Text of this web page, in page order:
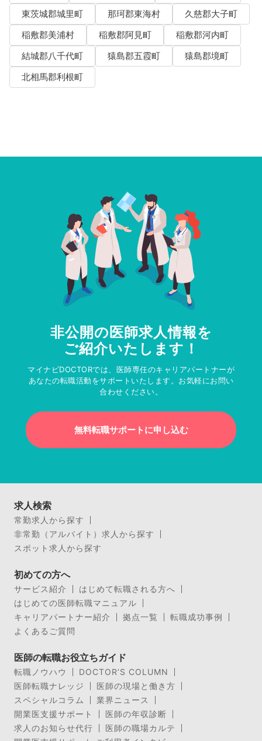
東茨城郡城里町
那珂郡東海村
久慈郡大子町
稲敷郡美浦村
稲敷郡阿見町
稲敷郡河内町
結城郡八千代町
猿島郡五霞町
猿島郡境町
北相馬郡利根町
非公開の医師求人情報を
ご紹介いたします！
マイナビDOCTORでは、医師専任のキャリアパートナーが
あなたの転職活動をサポートいたします。お気軽にお問い
合わせください。
無料転職サポートに申し込む
求人検索
常勤求人から探す
非常勤（アルバイト）求人から探す
スポット求人から探す
初めての方へ
サービス紹介
はじめて転職される方へ
はじめての医師転職マニュアル
キャリアパートナー紹介
拠点一覧
転職成功事例
よくあるご質問
医師の転職お役立ちガイド
転職ノウハウ
DOCTOR’S COLUMN
医師転職ナレッジ
医師の現場と働き方
スペシャルコラム
業界ニュース
開業医支援サポート
医師の年収診断
求人のお知らせ代行
医師の職場カルテ